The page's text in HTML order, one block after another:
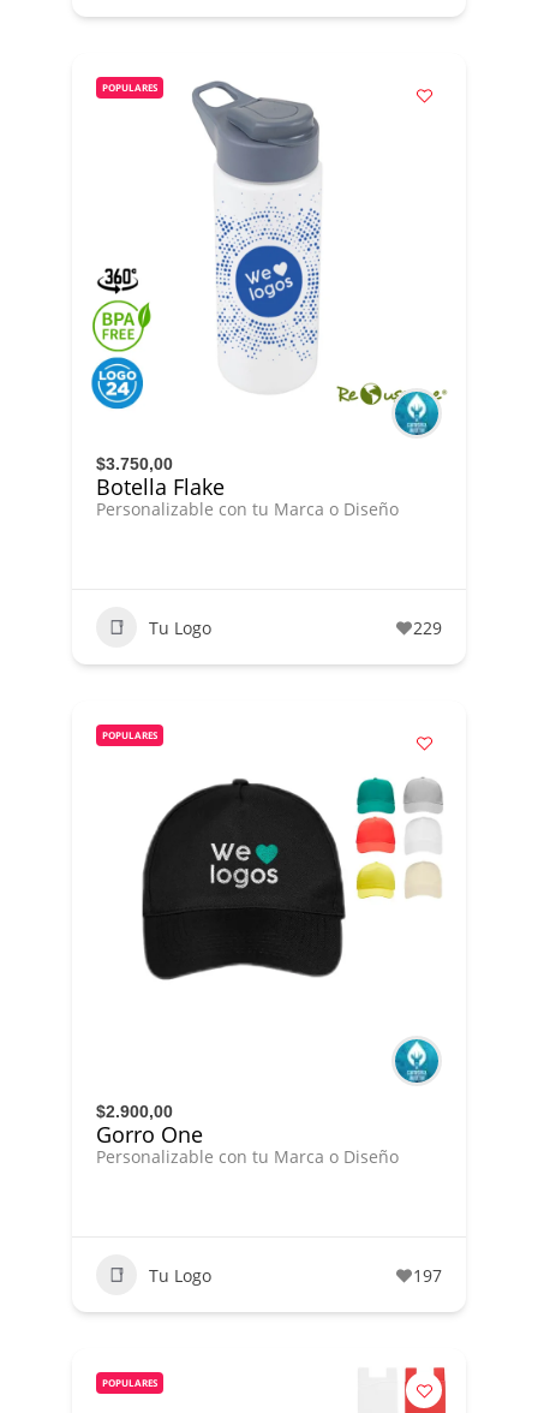
POPULARES
$3.750,00
Botella Flake
Personalizable con tu Marca o Diseño
Tu Logo 229
POPULARES
$2.900,00
Gorro One
Personalizable con tu Marca o Diseño
Tu Logo 197
POPULARES